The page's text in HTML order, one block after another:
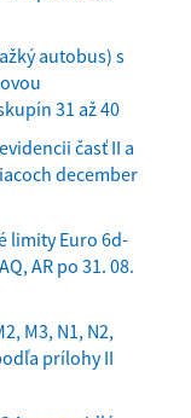
autobus) s
31 až 40
časť II a
december
limity Euro 6d-
AR po 31. 08.
M3, N1, N2,
prílohy II